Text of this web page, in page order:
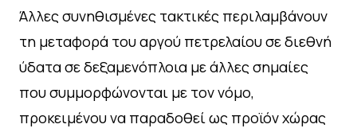
Άλλες συνηθισμένες τακτικές περιλαμβάνουν
τη μεταφορά του αργού πετρελαίου σε διεθνή
ύδατα σε δεξαμενόπλοια με άλλες σημαίες
που συμμορφώνονται με τον νόμο,
προκειμένου να παραδοθεί ως προϊόν χώρας